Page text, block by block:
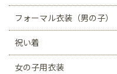
フォーマル衣装（男の子）
祝い着
女の子用衣装